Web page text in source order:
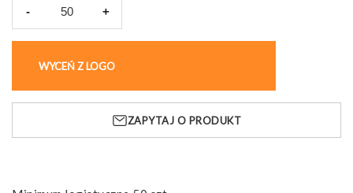
-
aluminiowy
niebieski
wkład
+
WYCEŃ Z LOGO
ZAPYTAJ O PRODUKT